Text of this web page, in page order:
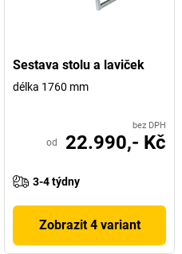
Sestava stolu a laviček
délka 1760 mm
bez DPH
od 22.990,- Kč
3-4 týdny
Zobrazit 4 variant